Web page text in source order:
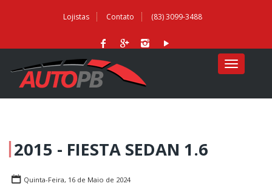
Lojistas Contato (83) 3099-3488
MENU
2015 - FIESTA SEDAN 1.6
Quinta-Feira, 16 de Maio de 2024